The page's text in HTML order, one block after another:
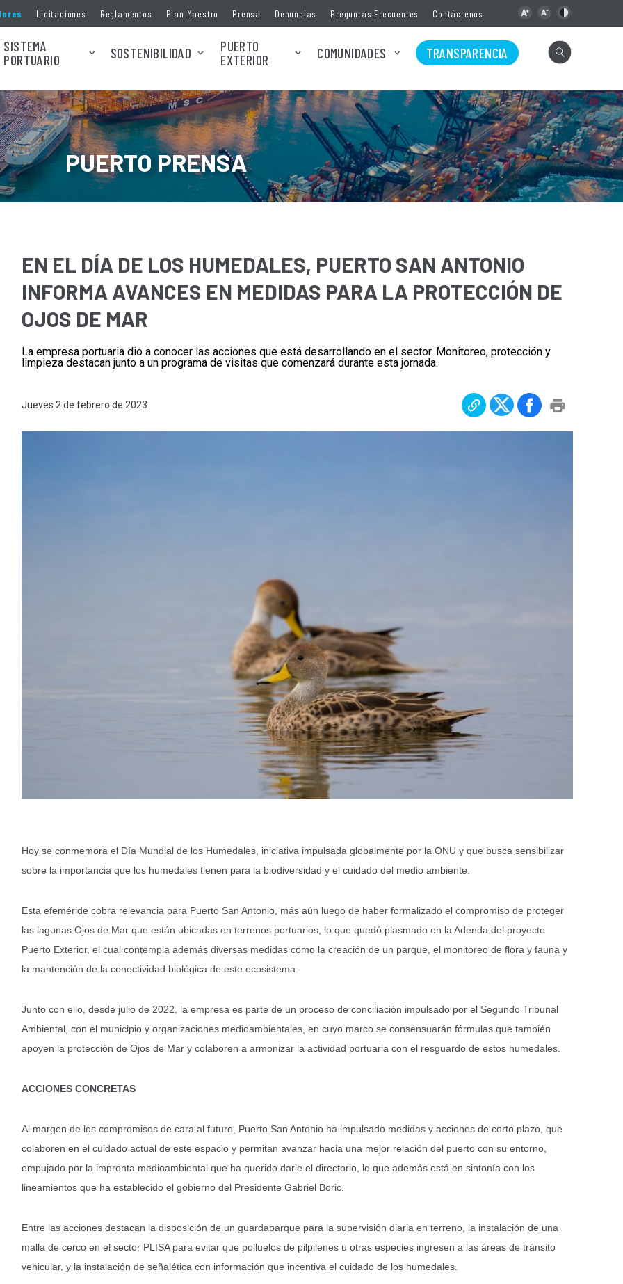
Licitaciones Reglamentos Plan Maestro Prensa Denuncias Preguntas Frecuentes Contáctenos
SISTEMA
PORTUARIO
SOSTENIBILIDAD
PUERTO
EXTERIOR
COMUNIDADES TRANSPARENCIA
PUERTO PRENSA
EN EL DÍA DE LOS HUMEDALES, PUERTO SAN ANTONIO
INFORMA AVANCES EN MEDIDAS PARA LA PROTECCIÓN DE
OJOS DE MAR
La empresa portuaria dio a conocer las acciones que está desarrollando en el sector. Monitoreo, protección y
limpieza destacan junto a un programa de visitas que comenzará durante esta jornada.
Jueves 2 de febrero de 2023
Hoy se conmemora el Día Mundial de los Humedales, iniciativa impulsada globalmente por la ONU y que busca sensibilizar
sobre la importancia que los humedales tienen para la biodiversidad y el cuidado del medio ambiente.
Esta efeméride cobra relevancia para Puerto San Antonio, más aún luego de haber formalizado el compromiso de proteger
las lagunas Ojos de Mar que están ubicadas en terrenos portuarios, lo que quedó plasmado en la Adenda del proyecto
Puerto Exterior, el cual contempla además diversas medidas como la creación de un parque, el monitoreo de flora y fauna y
la mantención de la conectividad biológica de este ecosistema.
Junto con ello, desde julio de 2022, la empresa es parte de un proceso de conciliación impulsado por el Segundo Tribunal
Ambiental, con el municipio y organizaciones medioambientales, en cuyo marco se consensuarán fórmulas que también
apoyen la protección de Ojos de Mar y colaboren a armonizar la actividad portuaria con el resguardo de estos humedales.
ACCIONES CONCRETAS
Al margen de los compromisos de cara al futuro, Puerto San Antonio ha impulsado medidas y acciones de corto plazo, que
colaboren en el cuidado actual de este espacio y permitan avanzar hacia una mejor relación del puerto con su entorno,
empujado por la impronta medioambiental que ha querido darle el directorio, lo que además está en sintonía con los
lineamientos que ha establecido el gobierno del Presidente Gabriel Boric.
Entre las acciones destacan la disposición de un guardaparque para la supervisión diaria en terreno, la instalación de una
malla de cerco en el sector PLISA para evitar que polluelos de pilpilenes u otras especies ingresen a las áreas de tránsito
vehicular, y la instalación de señalética con información que incentiva el cuidado de los humedales.